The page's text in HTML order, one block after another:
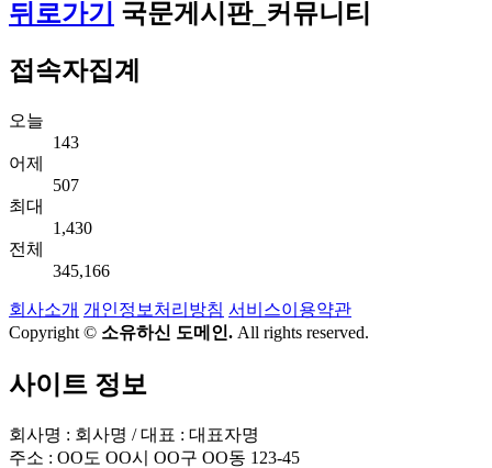
뒤로가기
국문게시판_커뮤니티
접속자집계
오늘
143
어제
507
최대
1,430
전체
345,166
회사소개 개인정보처리방침 서비스이용약관
Copyright © 소유하신 도메인. All rights reserved.
사이트 정보
회사명 : 회사명 / 대표 : 대표자명
주소 : OO도 OO시 OO구 OO동 123-45